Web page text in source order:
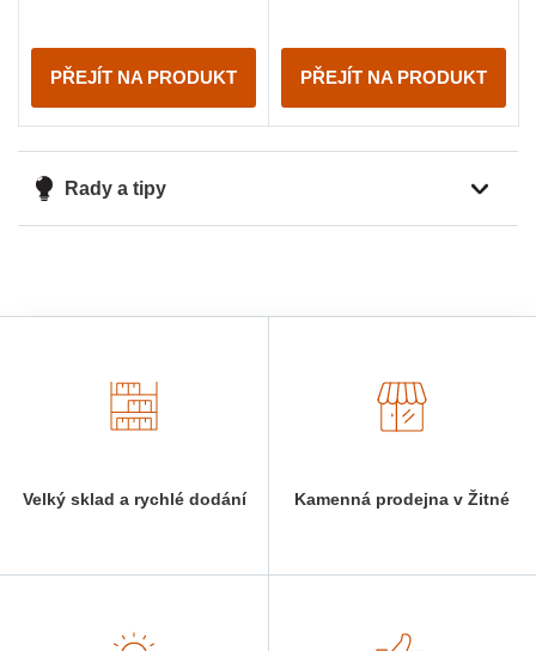
PŘEJÍT NA PRODUKT PŘEJÍT NA PRODUKT
Rady a tipy
Velký sklad a rychlé dodání Kamenná prodejna v Žitné